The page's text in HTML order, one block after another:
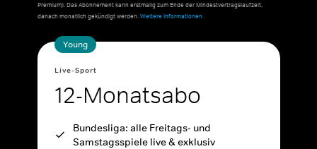
Premium). Das Abonnement kann erstmalig zum Ende der Mindestvertragslaufzeit,
danach monatlich gekündigt werden.Weitere Informationen.
Young
Live-Sport
12-Monatsabo
Bundesliga: alle Freitags- und
Samstagsspiele live & exklusiv